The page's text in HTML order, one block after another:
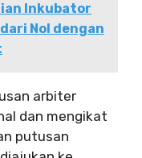
Inkubator
Nol dengan
arbiter
dan mengikat
putusan